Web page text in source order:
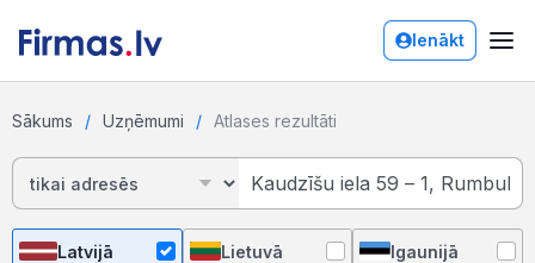
Ienākt
Sākums Uzņēmumi Atlases rezultāti
Latvijā Lietuvā Igaunijā